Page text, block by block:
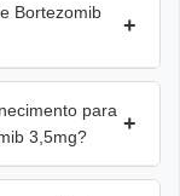
Bortezomib
+
para
3,5mg?
+